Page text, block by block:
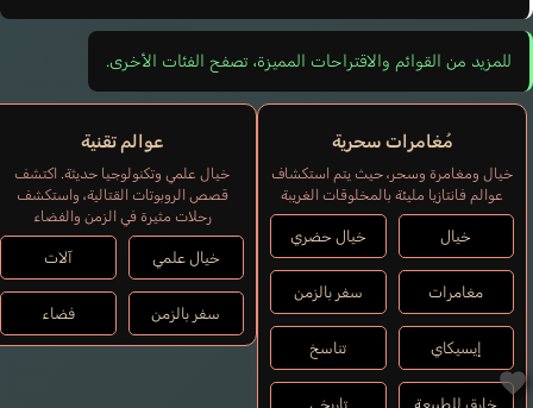
للمزيد من القوائم والاقتراحات المميزة، تصفح الفئات الأخرى.
مُغامرات سحرية
خيال ومغامرة وسحر، حيث يتم استكشاف
عوالم فانتازيا مليئة بالمخلوقات الغريبة
خيال خيال حضري
مغامرات سفر بالزمن
إيسيكاي تناسخ
خارق للطبيعة تاريخي
عوالم تقنية
خيال علمي وتكنولوجيا حديثة. اكتشف
قصص الروبوتات القتالية، واستكشف
رحلات مثيرة في الزمن والفضاء
خيال علمي آلات
سفر بالزمن فضاء